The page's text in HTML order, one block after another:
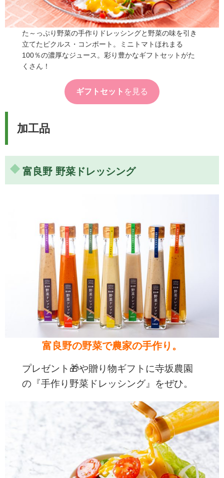
た～っぷり野菜の手作りドレッシングと野菜の味を引き
立てたピクルス・コンポート。ミニトマトほれまる
100％の濃厚なジュース。彩り豊かなギフトセットがた
くさん！
ギフトセット を見る
加工品
富良野 野菜ドレッシング
富良野の野菜で農家の手作り。
プレゼント🎁や贈り物ギフトに寺坂農園
の『手作り野菜ドレッシング』をぜひ。